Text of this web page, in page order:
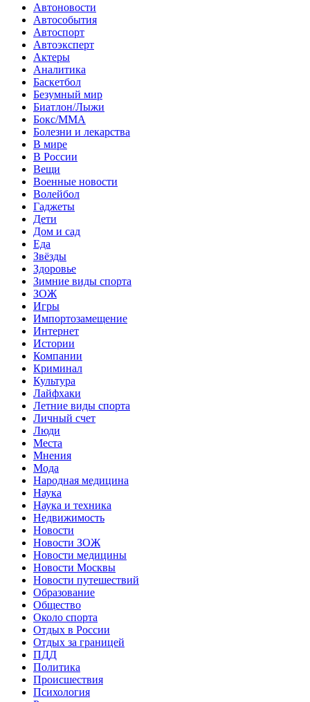
Автоновости
Автособытия
Автоспорт
Автоэксперт
Актеры
Аналитика
Баскетбол
Безумный мир
Биатлон/Лыжи
Бокс/MMA
Болезни и лекарства
В мире
В России
Вещи
Военные новости
Волейбол
Гаджеты
Дети
Дом и сад
Еда
Звёзды
Здоровье
Зимние виды спорта
ЗОЖ
Игры
Импортозамещение
Интернет
Истории
Компании
Криминал
Культура
Лайфхаки
Летние виды спорта
Личный счет
Люди
Места
Мнения
Мода
Народная медицина
Наука
Наука и техника
Недвижимость
Новости
Новости ЗОЖ
Новости медицины
Новости Москвы
Новости путешествий
Образование
Общество
Около спорта
Отдых в России
Отдых за границей
ПДД
Политика
Происшествия
Психология